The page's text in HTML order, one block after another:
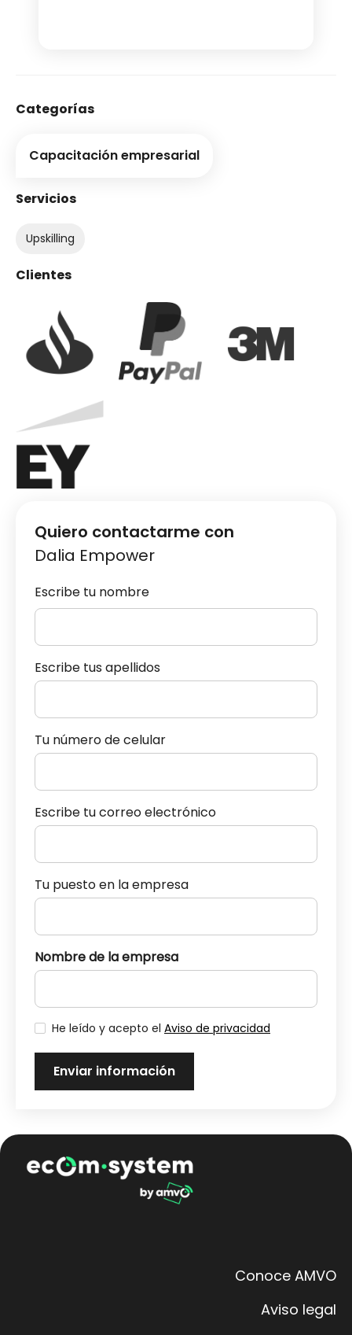
Categorías
Capacitación empresarial
Servicios
Upskilling
Clientes
Quiero contactarme con
Dalia Empower
Escribe tu nombre
Escribe tus apellidos
Tu número de celular
Escribe tu correo electrónico
Tu puesto en la empresa
Nombre de la empresa
He leído y acepto el Aviso de privacidad
Conoce AMVO
Aviso legal